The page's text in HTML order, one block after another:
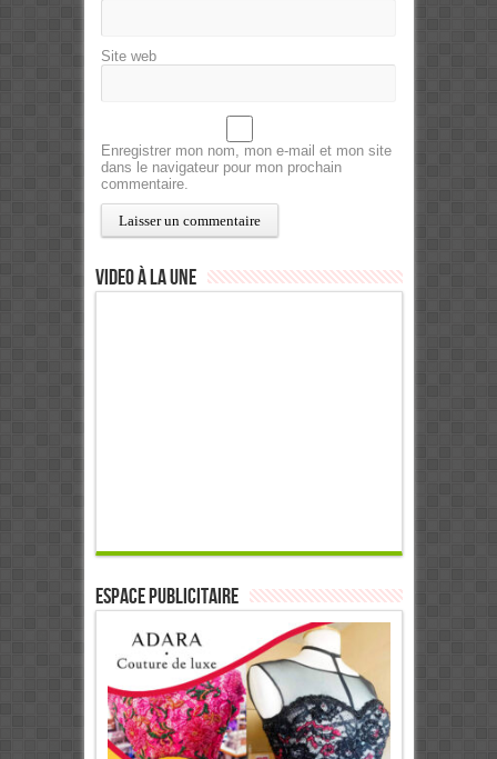
Site web
Enregistrer mon nom, mon e-mail et mon site
dans le navigateur pour mon prochain
commentaire.
Video à la Une
ESPACE PUBLICITAIRE